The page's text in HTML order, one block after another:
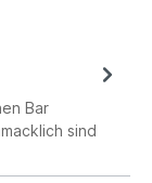
Bar
sind